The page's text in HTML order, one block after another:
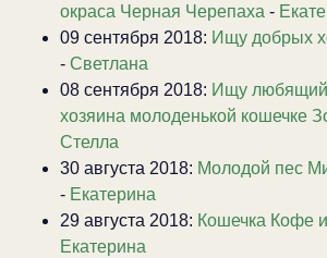
окраса Черная Черепаха -
09 сентября 2018: Ищу добрых
- Светлана
08 сентября 2018: Ищу любящий
хозяина молоденькой кошечке
Стелла
30 августа 2018: Молодой пес
- Екатерина
29 августа 2018: Кошечка Кофе
Екатерина